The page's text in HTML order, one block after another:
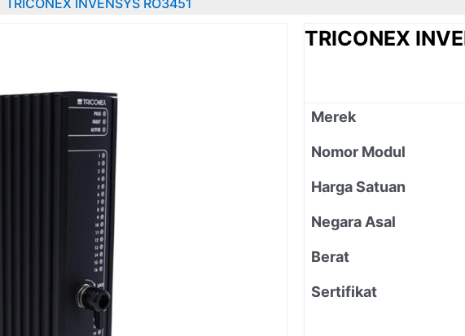
TRICONEX
Merek
Nomor Modul
Harga Satuan
Negara Asal
Berat
Sertifikat